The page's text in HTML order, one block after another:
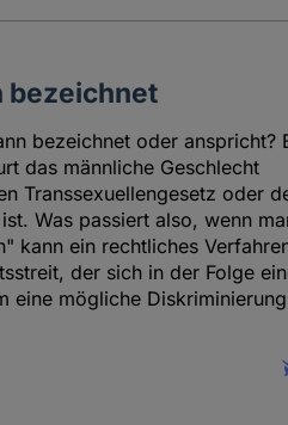
bezeichnet
bezeichnet oder anspricht?
das männliche Geschlecht
Transsexuellengesetz oder
Was passiert also, wenn
kann ein rechtliches
der sich in der Folge
eine mögliche Diskriminierung